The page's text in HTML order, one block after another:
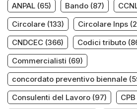
ANPAL (65) Bando (87)
Circolare (133) Circolare Inps
CNDCEC (366) Codici tributo
Commercialisti (69)
concordato preventivo biennale
Consulenti del Lavoro (97) CPB